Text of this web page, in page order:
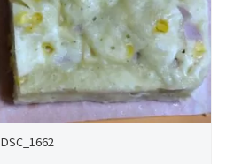
DSC_1662